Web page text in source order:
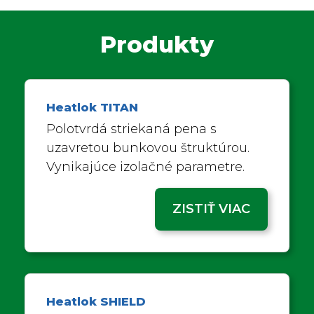
Produkty
Heatlok TITAN
Polotvrdá striekaná pena s
uzavretou bunkovou štruktúrou.
Vynikajúce izolačné parametre.
ZISTIŤ VIAC
Heatlok SHIELD